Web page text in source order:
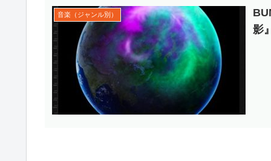
音楽（ジャンル別）
影